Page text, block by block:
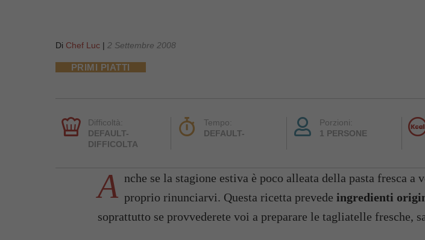
Di Chef Luc | 2 Settembre 2008
PRIMI PIATTI
Difficoltà:
DEFAULT-
DIFFICOLTA
Tempo:
DEFAULT-
Porzioni:
1 PERSONE
A nche se la stagione estiva è poco alleata della pasta fresca a
proprio rinunciarvi. Questa ricetta prevede ingredienti
soprattutto se provvederete voi a preparare le tagliatelle fresche,